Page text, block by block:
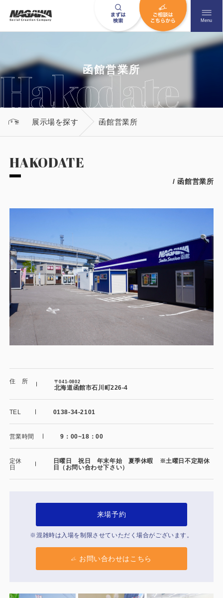
メニュ
Menu
お問い合わせはこちら
0120-09-9663
営業時間AM 9:00〜PM6:00
用途から探す
事務所・作業場
店舗
ガレージ・物置
休憩室・喫煙室
中古品
防災倉庫
ナガワについて知る
あなたにナガワがお薦めの理由
Webカタログ
会社概要
お問い合わせ
特定商取引法に基づく表記
映像集
ナガワひまわり財団
函館営業所
展示場を探す 函館営業所
HAKODATE
/ 函館営業所
住 所 〒041-0802
北海道函館市石川町226-4
TEL 0138-34-2101
営業時間 9：00~18：00
定休
日
日曜日 祝日 年末年始 夏季休暇 ※土曜日不定期休
日（お問い合わせ下さい）
来場予約
※混雑時は入場を制限させていただく場合がございます。
お問い合わせはこちら